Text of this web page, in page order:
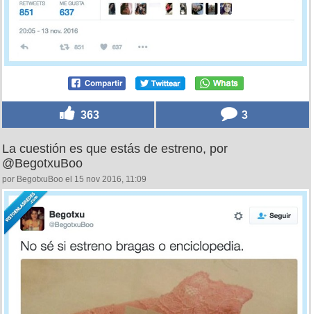
363 3
La cuestión es que estás de estreno, por
@BegotxuBoo
por BegotxuBoo el 15 nov 2016, 11:09